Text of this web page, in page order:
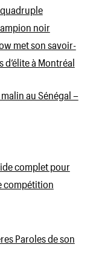
noir
met son savoir-
d’élite à Montréal
au Sénégal –
complet pour
compétition
Paroles de son